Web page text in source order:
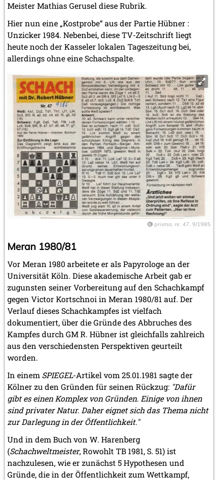
Meister Mathias Gerusel diese Rubrik.
Hier nun eine „Kostprobe“ aus der Partie Hübner :
Unzicker 1984. Nebenbei, diese TV-Zeitschrift liegt
heute noch der Kasseler lokalen Tageszeitung bei,
allerdings ohne eine Schachspalte.
prisma. nr. 47. 9/1985
Meran 1980/81
Vor Meran 1980 arbeitete er als Papyrologe an der
Universität Köln. Diese akademische Arbeit gab er
zugunsten seiner Vorbereitung auf den Schachkampf
gegen Victor Kortschnoi in Meran 1980/81 auf. Der
Verlauf dieses Schachkampfes ist vielfach
dokumentiert, über die Gründe des Abbruches des
Kampfes durch GM R. Hübner ist gleichfalls zahlreich
aus den verschiedensten Perspektiven geurteilt
worden.
In einem SPIEGEL-Artikel vom 25.01.1981 sagte der
Kölner zu den Gründen für seinen Rückzug: "Dafür
gibt es einen Komplex von Gründen. Einige von ihnen
sind privater Natur. Daher eignet sich das Thema nicht
zur Darlegung in der Öffentlichkeit."
Und in dem Buch von W. Harenberg
(Schachweltmeister, Rowohlt TB 1981, S. 51) ist
nachzulesen, wie er zunächst 5 Hypothesen und
Gründe, die in der Öffentlichkeit zum Wettkampf,